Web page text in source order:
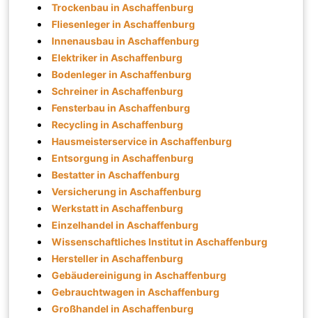
Trockenbau in Aschaffenburg
Fliesenleger in Aschaffenburg
Innenausbau in Aschaffenburg
Elektriker in Aschaffenburg
Bodenleger in Aschaffenburg
Schreiner in Aschaffenburg
Fensterbau in Aschaffenburg
Recycling in Aschaffenburg
Hausmeisterservice in Aschaffenburg
Entsorgung in Aschaffenburg
Bestatter in Aschaffenburg
Versicherung in Aschaffenburg
Werkstatt in Aschaffenburg
Einzelhandel in Aschaffenburg
Wissenschaftliches Institut in Aschaffenburg
Hersteller in Aschaffenburg
Gebäudereinigung in Aschaffenburg
Gebrauchtwagen in Aschaffenburg
Großhandel in Aschaffenburg